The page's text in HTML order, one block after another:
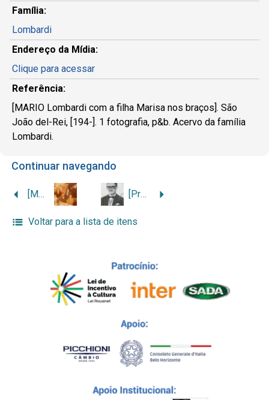
Família:
Lombardi
Endereço da Mídia:
Clique para acessar
Referência:
[MARIO Lombardi com a filha Marisa nos braços]. São
João del-Rei, [194-]. 1 fotografia, p&b. Acervo da família
Lombardi.
Continuar navegando
[Mario Lombardi na residência de familiares, em Roma] [Prefeito Mário Lombardi com Medalha da Inconfidência Mineira]
Voltar para a lista de itens